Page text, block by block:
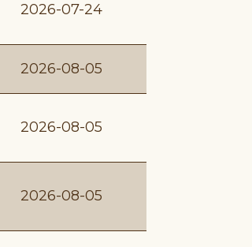
2026-07-24
2026-08-05
2026-08-05
2026-08-05